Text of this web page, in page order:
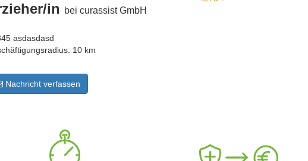
in bei curassist GmbH
asdasdasd
10 km
Nachricht verfassen